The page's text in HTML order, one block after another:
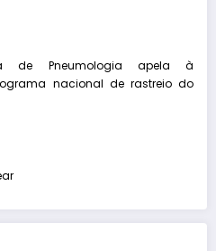
de Pneumologia apela à
nacional de rastreio do